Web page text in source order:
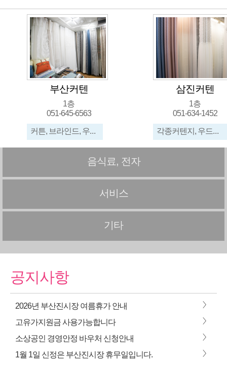
삼진커텐
1층
051-634-1452
현대그릇
지하
051-631-
음식료, 전자
서비스
기타
공지사항
2026년 부산진시장 여름휴가 안내 >
고유가지원금 사용가능합니다 >
소상공인 경영안정 바우처 신청안내 >
1월 1일 신정은 부산진시장 휴무일입니다. >